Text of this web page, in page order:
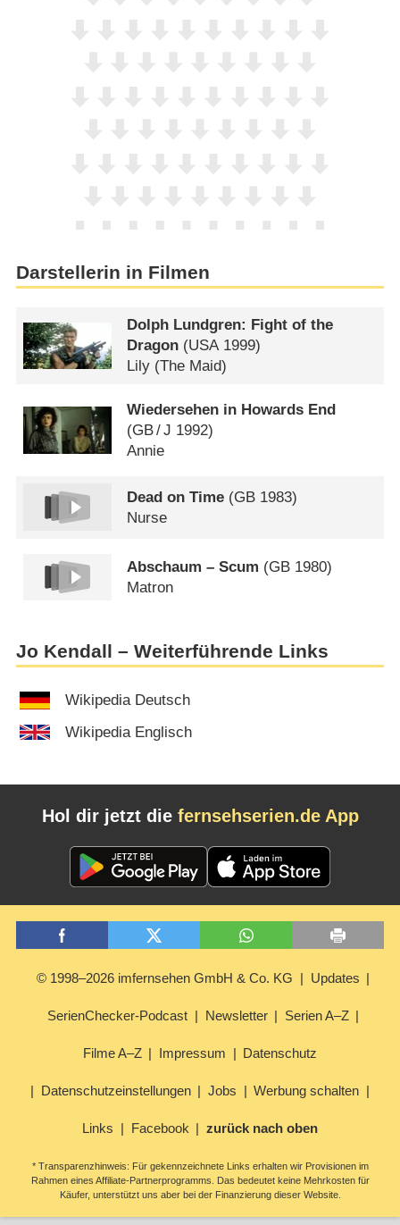
Darstellerin in Filmen
Dolph Lundgren: Fight of the
Dragon (USA1999)
Lily (The Maid)
Wiedersehen in Howards End
(GB/J 1992)
Annie
Dead on Time (GB 1983)
Nurse
Abschaum – Scum (GB 1980)
Matron
Jo Kendall – Weiterführende Links
Wikipedia Deutsch
Wikipedia Englisch
Hol dir jetzt die fernsehserien.de App
© 1998–2026 imfernsehen GmbH & Co. KG Updates
SerienChecker-Podcast Newsletter Serien A–Z
Filme A–Z Impressum Datenschutz
Datenschutzeinstellungen Jobs Werbung schalten
Links Facebook zurück nach oben
* Transparenzhinweis: Für gekennzeichnete Links erhalten wir Provisionen im
Rahmen eines Affiliate-Partnerprogramms. Das bedeutet keine Mehrkosten für
Käufer, unterstützt uns aber bei der Finanzierung dieser Website.